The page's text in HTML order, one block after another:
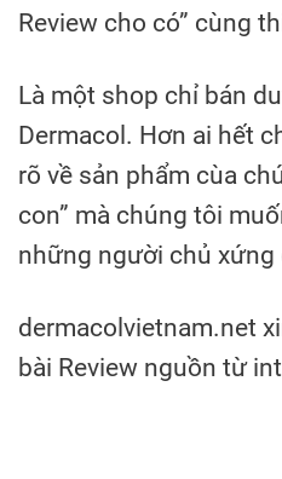
Review cho có” cùng
Là một shop chỉ bán
Dermacol. Hơn ai hết
rõ về sản phẩm cùa
con” mà chúng tôi
những người chủ xứng
dermacolvietnam.net
bài Review nguồn từ